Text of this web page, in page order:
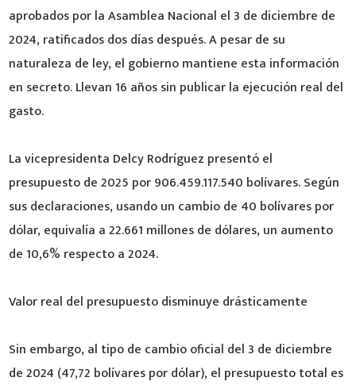
aprobados por la Asamblea Nacional el 3 de diciembre de
2024, ratificados dos días después. A pesar de su
naturaleza de ley, el gobierno mantiene esta información
en secreto. Llevan 16 años sin publicar la ejecución real del
gasto.
La vicepresidenta Delcy Rodríguez presentó el
presupuesto de 2025 por 906.459.117.540 bolívares. Según
sus declaraciones, usando un cambio de 40 bolívares por
dólar, equivalía a 22.661 millones de dólares, un aumento
de 10,6% respecto a 2024.
Valor real del presupuesto disminuye drásticamente
Sin embargo, al tipo de cambio oficial del 3 de diciembre
de 2024 (47,72 bolívares por dólar), el presupuesto total es